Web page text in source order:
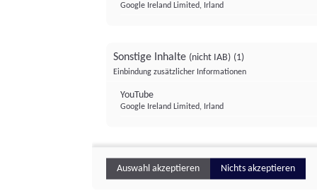
Google Ireland Limited, Irland
Sonstige Inhalte (nicht IAB) (1)
Einbindung zusätzlicher Informationen
YouTube
Google Ireland Limited, Irland
Auswahl akzeptieren Nichts akzeptieren